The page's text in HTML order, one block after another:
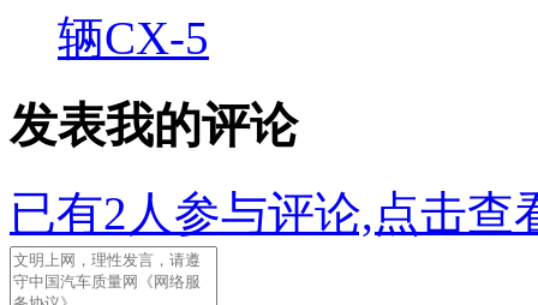
辆CX-5
发表我的评论
已有2 人参与评论,点击查